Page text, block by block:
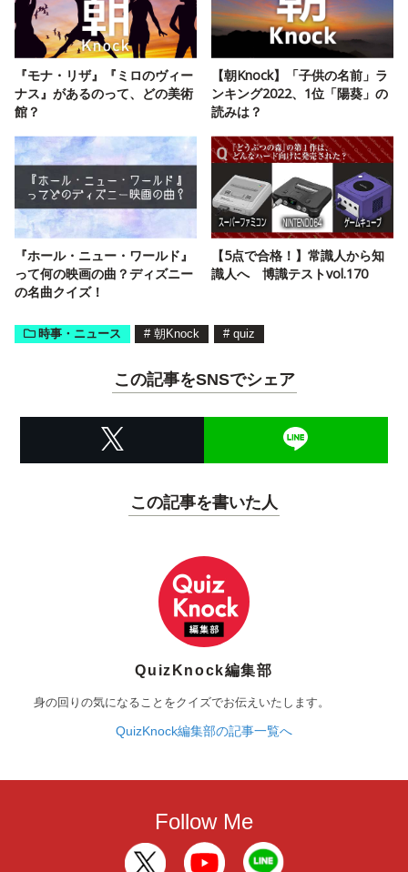
『モナ・リザ』『ミロのヴィー
ナス』があるのって、どの美術
館？
【朝Knock】「子供の名前」ラ
ンキング2022、1位「陽葵」の
読みは？
『ホール・ニュー・ワールド』
って何の映画の曲？ディズニー
の名曲クイズ！
【5点で合格！】常識人から知
識人へ 博識テストvol.170
時事・ニュース # 朝Knock # quiz
この記事をSNSでシェア
この記事を書いた人
QuizKnock編集部
身の回りの気になることをクイズでお伝えいたします。
QuizKnock編集部の記事一覧へ
Follow Me